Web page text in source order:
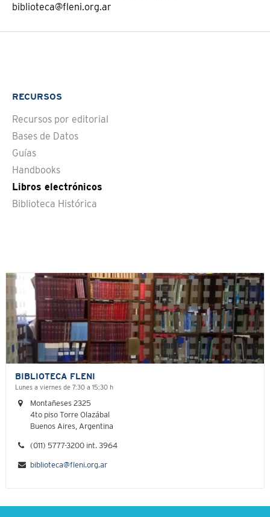
biblioteca@fleni.org.ar
RECURSOS
Recursos por editorial
Bases de Datos
Guías
Handbooks
Libros electrónicos
Biblioteca Histórica
BIBLIOTECA FLENI
Lunes a viernes de 7:30 a 15:30 h
Montañeses 2325
4to piso Torre Olazábal
Buenos Aires, Argentina
(011) 5777-3200 int. 3964
biblioteca@fleni.org.ar